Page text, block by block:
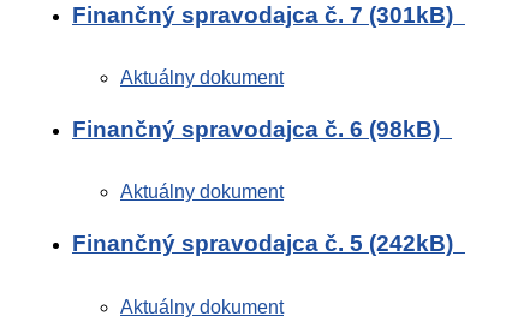
Finančný spravodajca č. 7 (301kB)
Aktuálny dokument
Finančný spravodajca č. 6 (98kB)
Aktuálny dokument
Finančný spravodajca č. 5 (242kB)
Aktuálny dokument